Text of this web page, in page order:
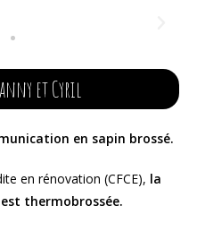
et Cyril
en sapin brossé.
en rénovation (CFCE), la
thermobrossée.